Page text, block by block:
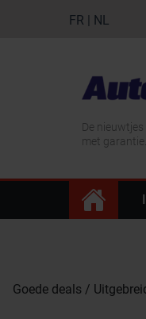
FR | NL
De
met garantie.
Goede deals